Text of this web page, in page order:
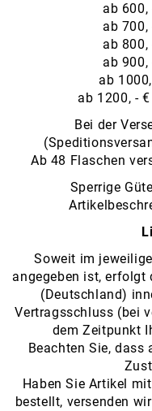
ab 600,
ab 700,
ab 800,
ab 900,
ab
ab 1200, -
Bei der
Ab 48 Flaschen
Sperrige
Soweit im
angegeben ist, erfolgt
(Deutschland)
Vertragsschluss (bei
dem Zeitpunkt
Beachten Sie, dass
Haben Sie Artikel
bestellt, versenden